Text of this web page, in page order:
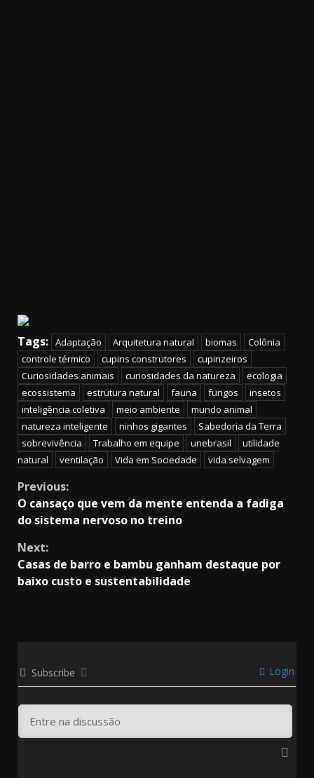
Tags: Adaptação Arquitetura natural biomas
Colônia
controle térmico
cupins construtores
cupinzeiros
Curiosidades animais
curiosidades da natureza
ecologia
ecossistema
estrutura natural fauna fungos
insetos
inteligência coletiva
meio ambiente
mundo animal
natureza inteligente
ninhos gigantes
Sabedoria da Terra
sobrevivência
Trabalho em equipe unebrasil
utilidade
natural
ventilação Vida em Sociedade vida selvagem
Continue
Reading
Previous:
O cansaço que vem da mente entenda a fadiga
do sistema nervoso no treino
Next:
Casas de barro e bambu ganham destaque por
baixo custo e sustentabilidade
Subscribe Login